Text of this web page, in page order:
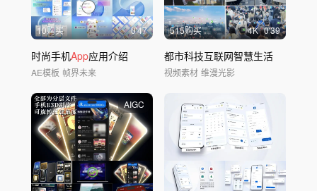
10购买 0'47
时尚手机App应用介绍
AE模板 帧界未来
515购买 4K 0'39
都市科技互联网智慧生活
视频素材 维漫光影
AIGC